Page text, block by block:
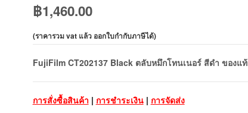
฿1,460.00
(ราคารวม vat แล้ว ออกใบกำกับภาษีได้)
FujiFilm CT202137 Black ตลับหมึกโทนเนอร์ สีดำ ของแท้
การสั่งซื้อสินค้า | การชำระเงิน| การจัดส่ง